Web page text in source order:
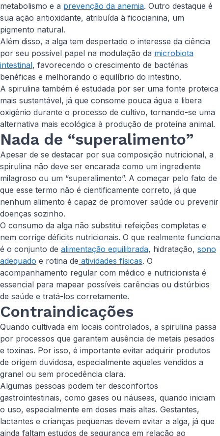
metabolismo e a prevenção da anemia. Outro destaque é
sua ação antioxidante, atribuída à ficocianina, um
pigmento natural.
Além disso, a alga tem despertado o interesse da ciência
por seu possível papel na modulação da microbiota
intestinal, favorecendo o crescimento de bactérias
benéficas e melhorando o equilíbrio do intestino.
A spirulina também é estudada por ser uma fonte proteica
mais sustentável, já que consome pouca água e libera
oxigênio durante o processo de cultivo, tornando-se uma
alternativa mais ecológica à produção de proteína animal.
Nada de “superalimento”
Apesar de se destacar por sua composição nutricional, a
spirulina não deve ser encarada como um ingrediente
milagroso ou um “superalimento”. A começar pelo fato de
que esse termo não é cientificamente correto, já que
nenhum alimento é capaz de promover saúde ou prevenir
doenças sozinho.
O consumo da alga não substitui refeições completas e
nem corrige déficits nutricionais. O que realmente funciona
é o conjunto de alimentação equilibrada, hidratação, sono
adequado e rotina de atividades físicas. O
acompanhamento regular com médico e nutricionista é
essencial para mapear possíveis carências ou distúrbios
de saúde e tratá-los corretamente.
Contraindicações
Quando cultivada em locais controlados, a spirulina passa
por processos que garantem ausência de metais pesados
e toxinas. Por isso, é importante evitar adquirir produtos
de origem duvidosa, especialmente aqueles vendidos a
granel ou sem procedência clara.
Algumas pessoas podem ter desconfortos
gastrointestinais, como gases ou náuseas, quando iniciam
o uso, especialmente em doses mais altas. Gestantes,
lactantes e crianças pequenas devem evitar a alga, já que
ainda faltam estudos de segurança em relação ao